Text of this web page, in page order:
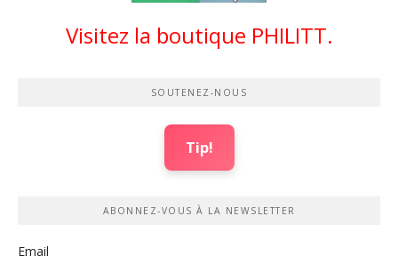
Visitez la boutique PHILITT.
SOUTENEZ-NOUS
Tip!
ABONNEZ-VOUS À LA NEWSLETTER
Email